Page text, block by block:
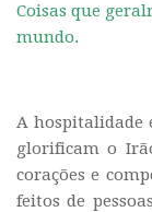
Coisas que
mundo.
A hospitalidade
glorificam o
corações e
feitos de